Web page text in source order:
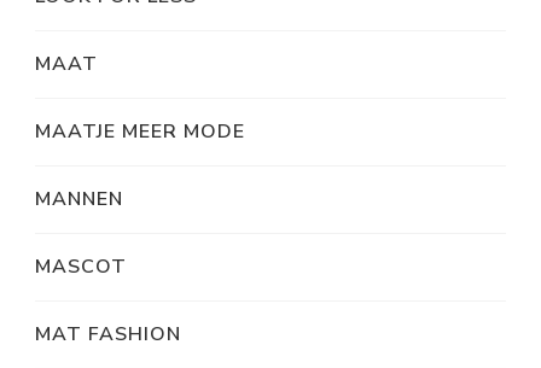
MAAT
MAATJE MEER MODE
MANNEN
MASCOT
MAT FASHION